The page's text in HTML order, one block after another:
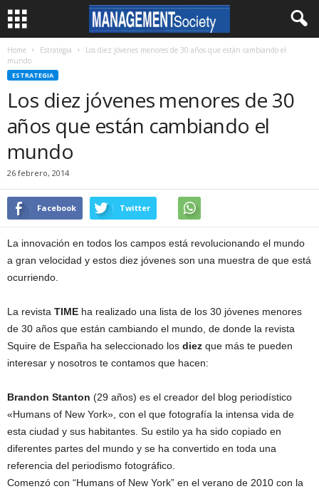
Home Estrategia
Los diez jóvenes menores de 30 años que están cambiando el
mundo
ESTRATEGIA
Los diez jóvenes menores de 30
años que están cambiando el
mundo
26 febrero, 2014
Facebook Twitter
La innovación en todos los campos está revolucionando el mundo
a gran velocidad y estos diez jóvenes son una muestra de que está
ocurriendo.
La revista TIME ha realizado una lista de los 30 jóvenes menores
de 30 años que están cambiando el mundo, de donde la revista
Squire de España ha seleccionado los diez que más te pueden
interesar y nosotros te contamos que hacen:
Brandon Stanton (29 años) es el creador del blog periodístico
«Humans of New York», con el que fotografía la intensa vida de
esta ciudad y sus habitantes. Su estilo ya ha sido copiado en
diferentes partes del mundo y se ha convertido en toda una
referencia del periodismo fotográfico.
Comenzó con “Humans of New York” en el verano de 2010 con la